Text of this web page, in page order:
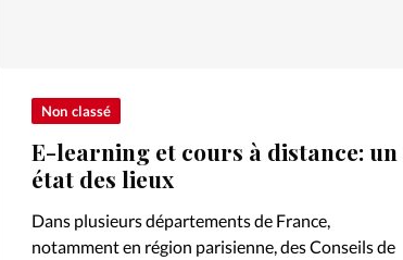
Non classé
E-learning et cours à distance: un
état des lieux
Dans plusieurs départements de France,
notamment en région parisienne, des Conseils de